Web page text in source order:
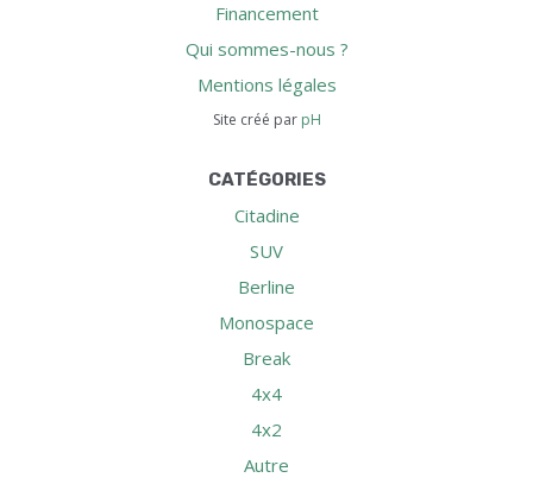
Financement
Qui sommes-nous ?
Mentions légales
Site créé par pH
CATÉGORIES
Citadine
SUV
Berline
Monospace
Break
4x4
4x2
Autre